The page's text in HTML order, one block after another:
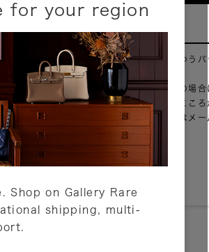
for your region
Shop on Gallery Rare
shipping, multi-
配送について
配送業者：佐川急便・ゆうパ
ご注文確認（銀行振込の場
営業日以内のご出荷をここ
が一出荷が遅れる場合はメ
詳しくはこちら